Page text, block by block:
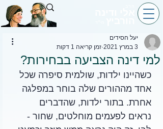
למי דינה הצביעה בבחירות?
יעל חסידים
3 במרץ 2021
זמן קריאה 1 דקות
כשהיינו ילדות, שולמית סיפרה שכל
אחד מההורים שלה בוחר במפלגה
אחרת. בתור ילדות, שהדברים
נראים לפעמים מוחלטים, שחור -